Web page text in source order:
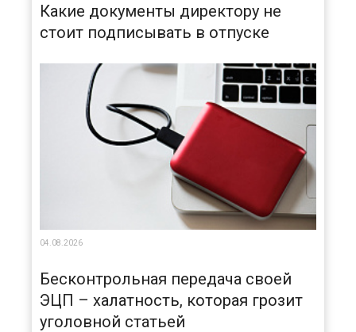
Какие документы директору не
стоит подписывать в отпуске
04.08.2026
Бесконтрольная передача своей
ЭЦП – халатность, которая грозит
уголовной статьей